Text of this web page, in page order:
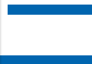
PÁGINA